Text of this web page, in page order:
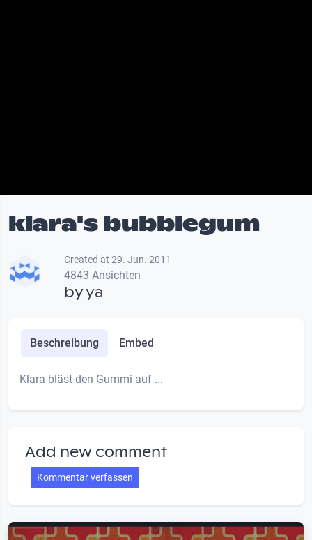
klara's bubblegum
Created at 29. Jun. 2011
4843 Ansichten
byya
Beschreibung Embed
Klara bläst den Gummi auf ...
Add new comment
Kommentar verfassen